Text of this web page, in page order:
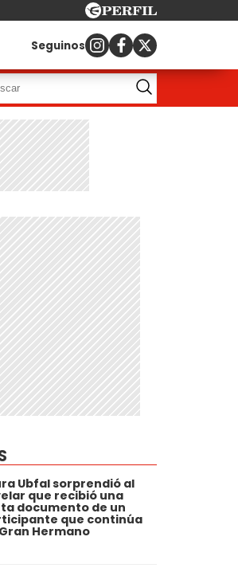
Seguinos
Ubfal sorprendió al
que recibió una
documento de un
que continúa
Hermano